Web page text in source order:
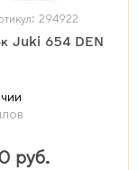
294922
Juki 654 DEN
руб.